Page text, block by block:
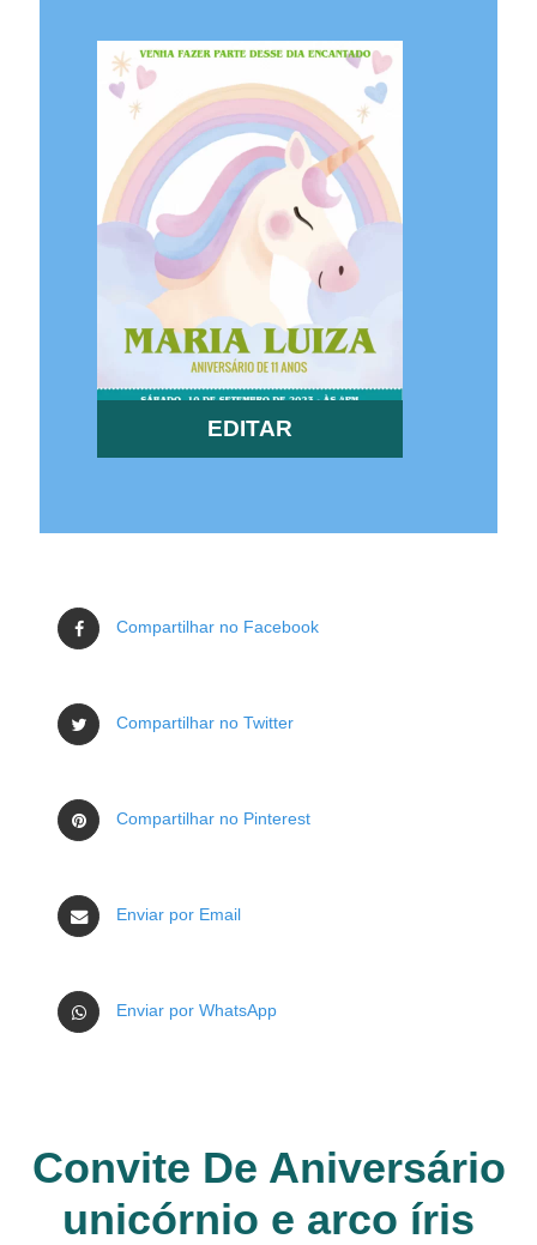
EDITAR
Compartilhar no Facebook
Compartilhar no Twitter
Compartilhar no Pinterest
Enviar por Email
Enviar por WhatsApp
Convite De Aniversário
unicórnio e arco íris